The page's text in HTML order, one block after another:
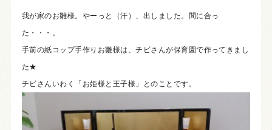
我が家のお雛様。やーっと（汗）、出しました。間に合っ
た・・・。
手前の紙コップ手作りお雛様は、チビさんが保育園で作ってきまし
た★
チビさんいわく「お姫様と王子様」とのことです。